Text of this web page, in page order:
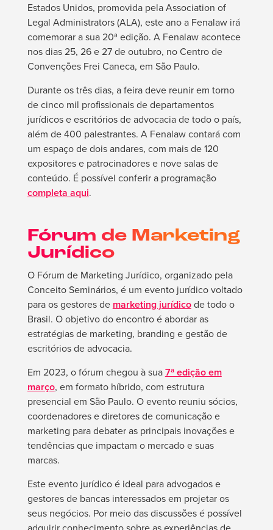
Estados Unidos, promovida pela Association of
Legal Administrators (ALA), este ano a Fenalaw irá
comemorar a sua 20ª edição. A Fenalaw acontece
nos dias 25, 26 e 27 de outubro, no Centro de
Convenções Frei Caneca, em São Paulo.
Durante os três dias, a feira deve reunir em torno
de cinco mil profissionais de departamentos
jurídicos e escritórios de advocacia de todo o país,
além de 400 palestrantes. A Fenalaw contará com
um espaço de dois andares, com mais de 120
expositores e patrocinadores e nove salas de
conteúdo. É possível conferir a programação
completa aqui.
Fórum de Marketing
Jurídico
O Fórum de Marketing Jurídico, organizado pela
Conceito Seminários, é um evento jurídico voltado
para os gestores de marketing jurídicode todo o
Brasil. O objetivo do encontro é abordar as
estratégias de marketing, branding e gestão de
escritórios de advocacia.
Em 2023, o fórum chegou à sua7ª edição em
março, em formato híbrido, com estrutura
presencial em São Paulo. O evento reuniu sócios,
coordenadores e diretores de comunicação e
marketing para debater as principais inovações e
tendências que impactam o mercado e suas
marcas.
Este evento jurídico é ideal para advogados e
gestores de bancas interessados em projetar os
seus negócios. Por meio das discussões é possível